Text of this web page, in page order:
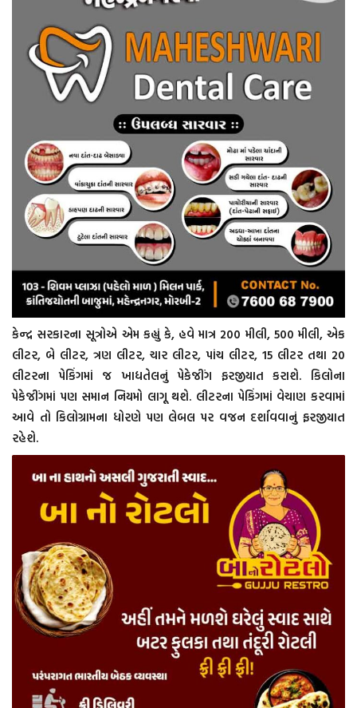
કેન્દ્ર સરકારના સૂત્રોએ એમ કહ્યું કે, હવે માત્ર 200 મીલી, 500 મીલી, એક
લીટર, બે લીટર, ત્રણ લીટર, ચાર લીટર, પાંચ લીટર, 15 લીટર તથા 20
લીટરના પેકિંગમાં જ ખાદ્યતેલનું પેકેજીંગ ફરજીયાત કરાશે. કિલોના
પેકેજીંગમાં પણ સમાન નિયમો લાગૂ થશે. લીટરના પેકિંગમાં વેચાણ કરવામાં
આવે તો કિલોગ્રામના ધોરણે પણ લેબલ પર વજન દર્શાવવાનું ફરજીયાત
રહેશે.